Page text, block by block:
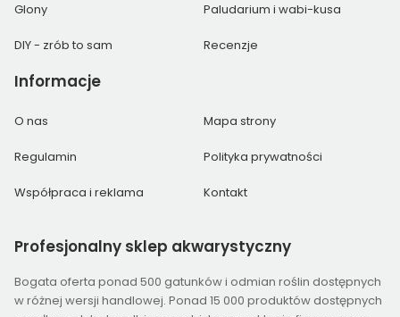
Glony Paludarium i wabi-kusa
DIY - zrób to sam Recenzje
Informacje
O nas Mapa strony
Regulamin Polityka prywatności
Współpraca i reklama Kontakt
Profesjonalny sklep akwarystyczny
Bogata oferta ponad 500 gatunków i odmian roślin dostępnych
w różnej wersji handlowej. Ponad 15 000 produktów dostępnych